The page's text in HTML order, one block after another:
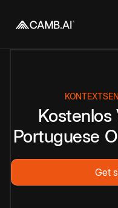
Kostenlos
Portuguese
Get